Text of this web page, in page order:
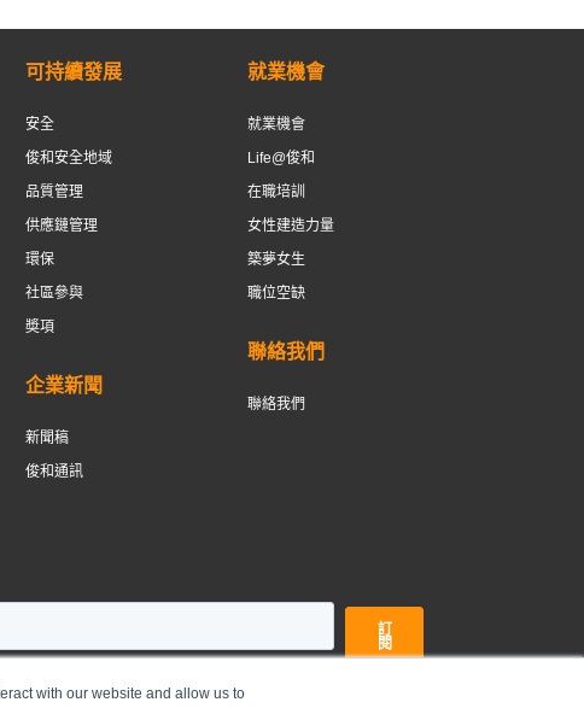
with our website and allow us to
可持續發展
安全
俊和安全地域
品質管理
供應鏈管理
環保
社區參與
奬項
企業新聞
新聞稿
俊和通訊
就業機會
就業機會
Life@俊和
在職培訓
女性建造力量
築夢女生
職位空缺
聯絡我們
聯絡我們